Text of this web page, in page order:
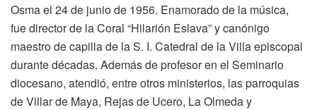
Osma el 24 de junio de 1956. Enamorado de la música,
fue director de la Coral “Hilarión Eslava” y canónigo
maestro de capilla de la S. I. Catedral de la Villa episcopal
durante décadas. Además de profesor en el Seminario
diocesano, atendió, entre otros ministerios, las parroquias
de Villar de Maya, Rejas de Ucero, La Olmeda y